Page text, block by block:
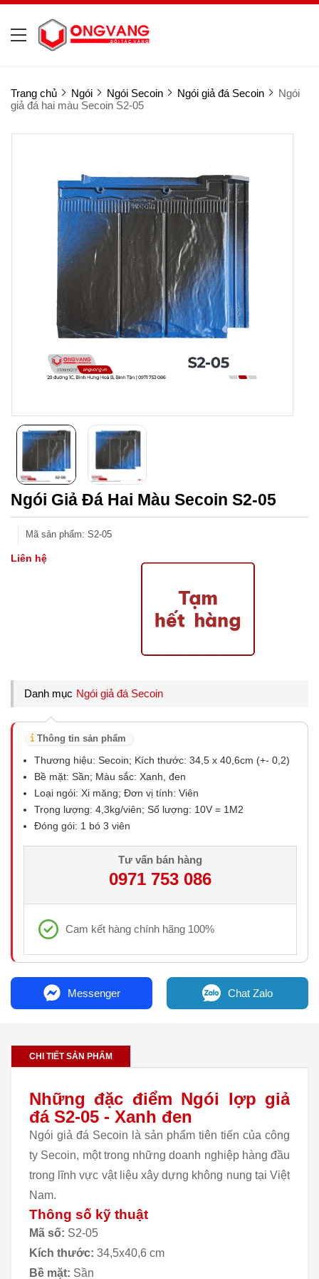
Trang chủ Ngói Ngói Secoin Ngói giả đá Secoin
Ngói
giả đá hai màu Secoin S2-05
Ngói Giả Đá Hai Màu Secoin S2-05
Mã sản phẩm: S2-05
Liên hệ
Danh mục Ngói giả đá Secoin
Thông tin sản phẩm
Thương hiệu: Secoin; Kích thước: 34,5 x 40,6cm (+- 0,2)
Bề mặt: Sần; Màu sắc: Xanh, đen
Loại ngói: Xi măng; Đơn vị tính: Viên
Trọng lượng: 4,3kg/viên; Số lượng: 10V = 1M2
Đóng gói: 1 bó 3 viên
Tư vấn bán hàng
0971 753 086
Cam kết hàng chính hãng 100%
Messenger Chat Zalo
CHI TIẾT SẢN PHẨM
Những đặc điểm Ngói lợp giả
đá S2-05 - Xanh đen
Ngói giả đá Secoin là sản phẩm tiên tiến của công
ty Secoin, một trong những doanh nghiệp hàng đầu
trong lĩnh vực vật liệu xây dựng không nung tại Việt
Nam.
Thông số kỹ thuật
Mã số: S2-05
Kích thước: 34,5x40,6 cm
Bề mặt: Sần